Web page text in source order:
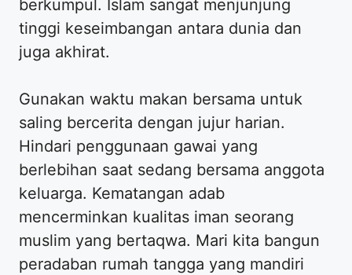
berkumpul. Islam sangat menjunjung
tinggi keseimbangan antara dunia dan
juga akhirat.
Gunakan waktu makan bersama untuk
saling bercerita dengan jujur harian.
Hindari penggunaan gawai yang
berlebihan saat sedang bersama anggota
keluarga. Kematangan adab
mencerminkan kualitas iman seorang
muslim yang bertaqwa. Mari kita bangun
peradaban rumah tangga yang mandiri